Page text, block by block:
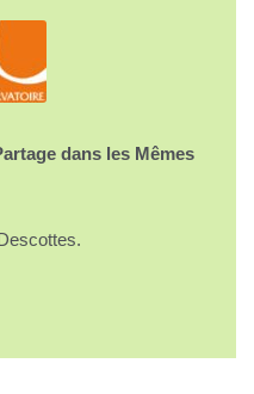
dans les Mêmes